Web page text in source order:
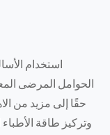
استخدام
الحوامل المرضى
حقًا إلى مزيد من
وتركيز طاقة